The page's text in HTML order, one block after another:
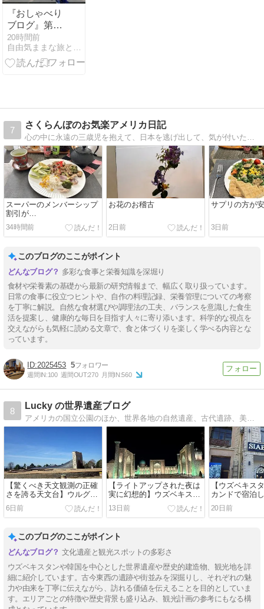
『おしゃべり
ブログ』第54
回：タンタン
巡りと45年越
しの再会『リ
で奇跡が起き
た「7名合同
ディナー」の
夜
20時間前
自由気ままな旅と感動する心 YOSHIとTENのおしゃべり
7
さくらんぼのお気楽アメリカ日記
心の中に永遠の三歳児を抱えて、日本を逃げ出して、気が付いたらアメリカでの一人暮らしが２０年を優に超えていました。「結婚なんて絶対に無理！」という三歳児の言葉に従って生きている、アラフィフSakulanboのお気楽一人暮らしを綴ります。
スーパーのメンバーシップ
割引が…
34時間前
お花のお稽古
2日前
サプリの方が
3日前
このブログのここがポイント
多彩な食事と栄養知識を深堀り
食材や栄養素の基礎から最新の研究情報まで、幅広く取り扱っています。
日常の食事に役立つヒントや、自作の料理記録、栄養管理についての考察
を丁寧に解説。自然な食材選びや調理法の工夫、バランスを意識した食生
活を提案し、健康的な毎日を目指す人々に寄り添います。科学的な視点を
交えながらも気軽に読める文章で、食と体づくりを楽しく学べる内容とな
っています。
2025453 5
週間IN:100 週間OUT:270 月間IN:560
8
Lucky の世界遺産ブログ
【驚くべき天文観測の正確
さを誇る天文台】ウルグベ
ク天文台跡 (Ulughbek's
Observatory)
6日前
【ライトアップされた夜は
実に幻想的】ウズベキスタ
ンを象徴する観光名所「レ
ギスタン広場」(Registan
Square)
13日前
【ウズベキス
カンドで宿泊
のホテル】シ
ックホテル
Hotel)
20日前
このブログのここがポイント
文化遺産と観光スポットの多彩さ
ウズベキスタンや韓国を中心とした世界遺産や歴史的建造物、観光地を詳
細に紹介しています。古今東西の遺跡や街並みを深掘りし、それぞれの魅
力や由来を丁寧に伝えながら、訪れる価値を伝えることを目的としていま
す。エリアごとの特徴や歴史背景も盛り込み、観光計画の参考にもなる構